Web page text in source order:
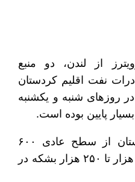
از لندن، دو منبع
نفت اقلیم کردستان
روزهای شنبه و یکشنبه
صادرات نفت اقلیم کردستان از سطح عادی ۶۰۰
هزار بشکه در روز به ۲۰۰ هزار تا ۲۵۰ هزار بشکه در